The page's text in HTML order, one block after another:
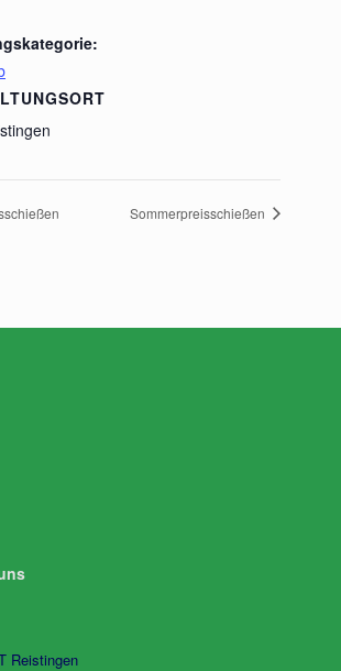
Sommerpreisschießen
Reistingen